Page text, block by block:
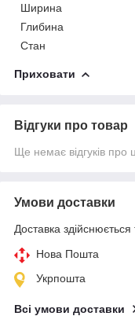
Ширина
Глибина
Стан
Приховати
Відгуки про товар
Ще немає відгуків про
Умови доставки
Доставка здійснюється
Нова Пошта
Укрпошта
Всі умови доставки